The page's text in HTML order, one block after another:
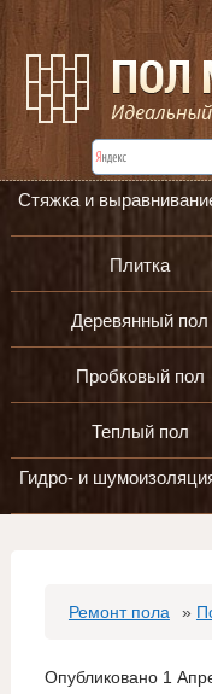
Стяжка и
Плитка
Деревянный пол
Пробковый пол
Теплый пол
Гидро- и
Ремонт пола »
Опубликовано 1